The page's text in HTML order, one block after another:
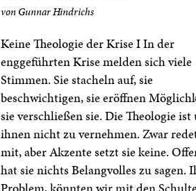
von Gunnar Hindrichs
Keine Theologie der Krise I In der
enggeführten Krise melden sich viele
Stimmen. Sie stacheln auf, sie
beschwichtigen, sie eröffnen
sie verschließen sie. Die Theologie
ihnen nicht zu vernehmen. Zwar
mit, aber Akzente setzt sie keine.
hat sie nichts Belangvolles zu sagen.